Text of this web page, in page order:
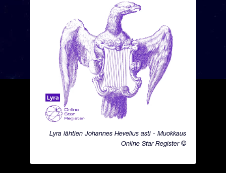
Lyra lähtien Johannes Hevelius asti - Muokkaus
Online Star Register ©